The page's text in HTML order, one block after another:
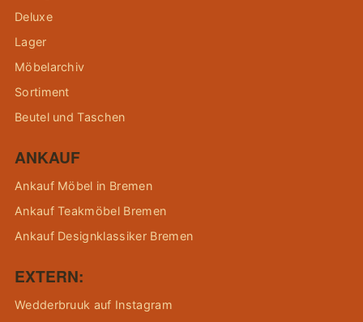
Deluxe
Lager
Möbelarchiv
Sortiment
Beutel und Taschen
ANKAUF
Ankauf Möbel in Bremen
Ankauf Teakmöbel Bremen
Ankauf Designklassiker Bremen
EXTERN:
Wedderbruuk auf Instagram